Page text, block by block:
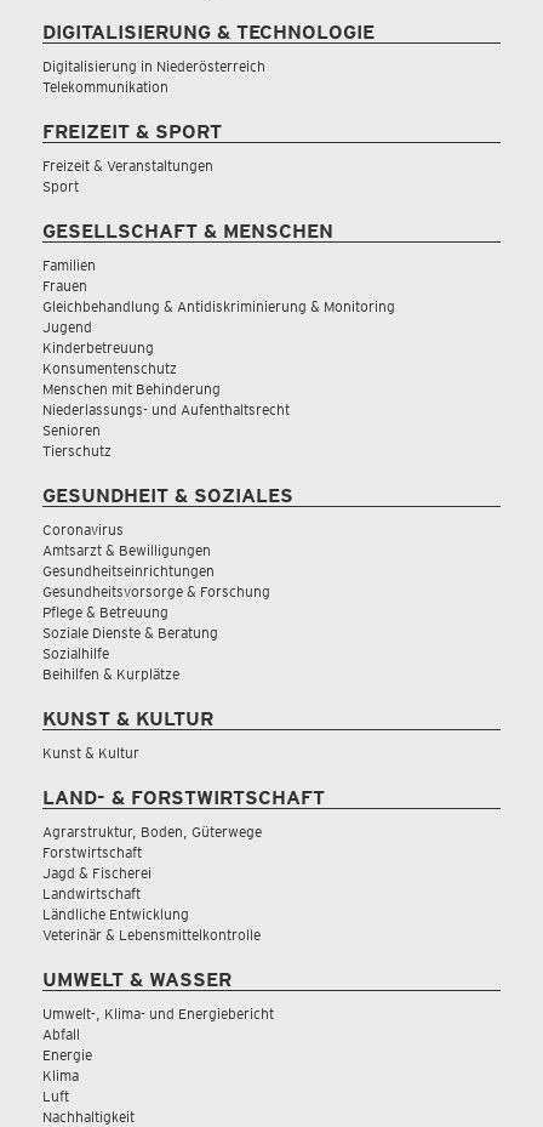
DIGITALISIERUNG & TECHNOLOGIE
Digitalisierung in Niederösterreich
Telekommunikation
FREIZEIT & SPORT
Freizeit & Veranstaltungen
Sport
GESELLSCHAFT & MENSCHEN
Familien
Frauen
Gleichbehandlung & Antidiskriminierung & Monitoring
Jugend
Kinderbetreuung
Konsumentenschutz
Menschen mit Behinderung
Niederlassungs- und Aufenthaltsrecht
Senioren
Tierschutz
GESUNDHEIT & SOZIALES
Coronavirus
Amtsarzt & Bewilligungen
Gesundheitseinrichtungen
Gesundheitsvorsorge & Forschung
Pflege & Betreuung
Soziale Dienste & Beratung
Sozialhilfe
Beihilfen & Kurplätze
KUNST & KULTUR
Kunst & Kultur
LAND- & FORSTWIRTSCHAFT
Agrarstruktur, Boden, Güterwege
Forstwirtschaft
Jagd & Fischerei
Landwirtschaft
Ländliche Entwicklung
Veterinär & Lebensmittelkontrolle
UMWELT & WASSER
Umwelt-, Klima- und Energiebericht
Abfall
Energie
Klima
Luft
Nachhaltigkeit